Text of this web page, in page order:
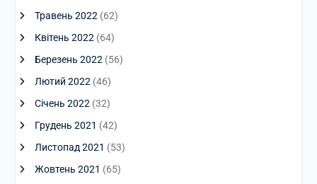
Травень 2022 (62)
Квітень 2022 (64)
Березень 2022 (56)
Лютий 2022 (46)
Січень 2022 (32)
Грудень 2021 (42)
Листопад 2021 (53)
Жовтень 2021 (65)